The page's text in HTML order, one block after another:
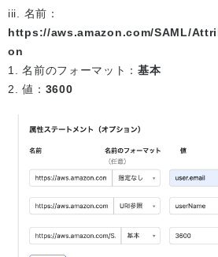
iii. 名前：
https://aws.amazon.com/SAML/
on
1. 名前のフォーマット：基本
2. 値： 3600